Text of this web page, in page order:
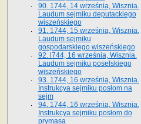
90. 1744, 14 września, Wisznia.
Laudum sejmiku deputackiego
wiszeńskiego
91. 1744, 15 września, Wisznia.
Laudum sejmiku
gospodarskiego wiszeńskiego
92. l744, 16 września, Wisznia.
Laudum sejmiku poselskiego
wiszeńskiego
93. 1744, 16 września, Wisznia.
Instrukcya sejmiku posłom na
sejm
94. 1744, 16 września, Wisznia.
Instrukcya sejmiku posłom do
prymasa